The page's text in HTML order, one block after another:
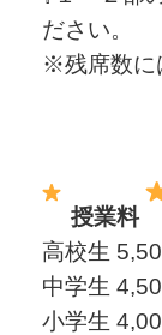
ださ
※残席数に
授業料
高校生
中学生 4,5
小学生